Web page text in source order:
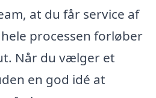
at du får service af
processen forløber
Når du vælger et
en god idé at